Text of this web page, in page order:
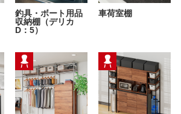
釣具・ボート用品
収納棚（デリカ
D：5）
車荷室棚